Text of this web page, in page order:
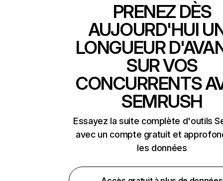
PRENEZ DÈS
AUJOURD'HUI
LONGUEUR
SUR VOS
CONCURRENTS
SEMRUSH
Essayez la suite complète d'outils
avec un compte gratuit et
les données